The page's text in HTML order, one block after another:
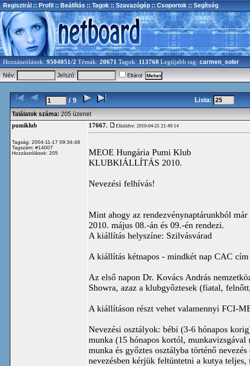
Regisztrál :: Profil :: Beállítás :: Tagok :: Szavazógép :: Csoportok :: Segítség
Hozzászólások: 9504051/2 Témák: 20671 Tagok: 113768 Legújabb tag: carmen_soler
Név: Jelszó: Eltárol
/ 9 Lista:
Találatok száma: 205 üzenet
pumiklub
Tagság: 2004-11-17 09:34:48
Tagszám: #14007
Hozzászólások: 205
17667. Elküldve: 2010-04-25 21:49:14
MEOE Hungária Pumi Klub
KLUBKIÁLLÍTÁS 2010.
Nevezési felhívás!
Mint ahogy az rendezvénynaptárunkból
2010. május 08.-án és 09.-én rendezi.
A kiállítás helyszíne: Szilvásvárad
A kiállítás kétnapos - mindkét nap CAC
Az első napon Dr. Kovács András
Showra, azaz a klubgyőztesek (fiatal,
A kiállításon részt vehet valamennyi FCI-
Nevezési osztályok: bébi (3-6 hónapos
munka (15 hónapos kortól,
munka és győztes osztályba történő
nevezésben kérjük feltüntetni a kutya